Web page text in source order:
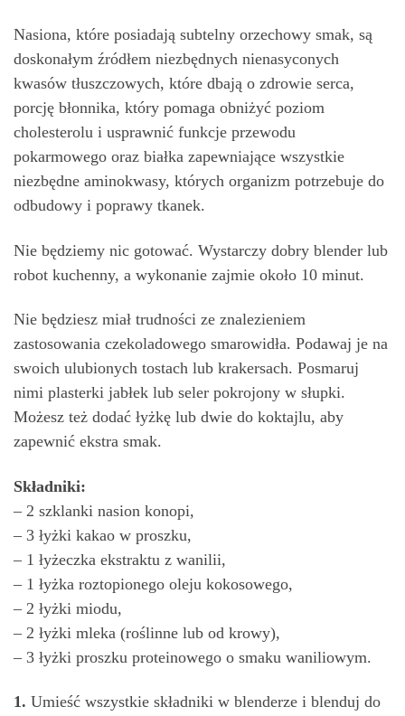
Nasiona, które posiadają subtelny orzechowy smak, są
doskonałym źródłem niezbędnych nienasyconych
kwasów tłuszczowych, które dbają o zdrowie serca,
porcję błonnika, który pomaga obniżyć poziom
cholesterolu i usprawnić funkcje przewodu
pokarmowego oraz białka zapewniające wszystkie
niezbędne aminokwasy, których organizm potrzebuje do
odbudowy i poprawy tkanek.
Nie będziemy nic gotować. Wystarczy dobry blender lub
robot kuchenny, a wykonanie zajmie około 10 minut.
Nie będziesz miał trudności ze znalezieniem
zastosowania czekoladowego smarowidła. Podawaj je na
swoich ulubionych tostach lub krakersach. Posmaruj
nimi plasterki jabłek lub seler pokrojony w słupki.
Możesz też dodać łyżkę lub dwie do koktajlu, aby
zapewnić ekstra smak.
Składniki:
– 2 szklanki nasion konopi,
– 3 łyżki kakao w proszku,
– 1 łyżeczka ekstraktu z wanilii,
– 1 łyżka roztopionego oleju kokosowego,
– 2 łyżki miodu,
– 2 łyżki mleka (roślinne lub od krowy),
– 3 łyżki proszku proteinowego o smaku waniliowym.
1. Umieść wszystkie składniki w blenderze i blenduj do